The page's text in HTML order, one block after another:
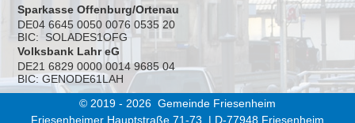
Sparkasse Offenburg/Ortenau
DE04 6645 0050 0076 0535 20
BIC: SOLADES1OFG
Volksbank Lahr eG
DE21 6829 0000 0014 9685 04
BIC: GENODE61LAH
© 2019 - 2026 Gemeinde Friesenheim
Friesenheimer Hauptstraße 71-73 | D-77948 Friesenheim